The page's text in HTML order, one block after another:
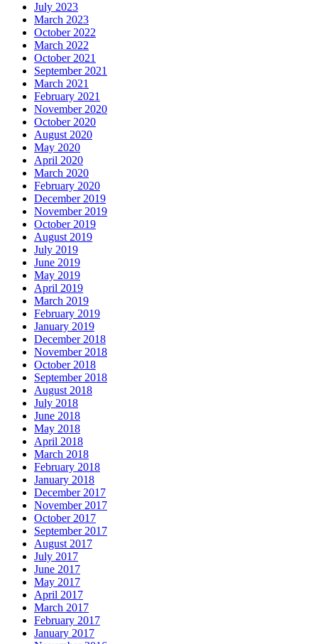
July 2023
March 2023
October 2022
March 2022
October 2021
September 2021
March 2021
February 2021
November 2020
October 2020
August 2020
May 2020
April 2020
March 2020
February 2020
December 2019
November 2019
October 2019
August 2019
July 2019
June 2019
May 2019
April 2019
March 2019
February 2019
January 2019
December 2018
November 2018
October 2018
September 2018
August 2018
July 2018
June 2018
May 2018
April 2018
March 2018
February 2018
January 2018
December 2017
November 2017
October 2017
September 2017
August 2017
July 2017
June 2017
May 2017
April 2017
March 2017
February 2017
January 2017